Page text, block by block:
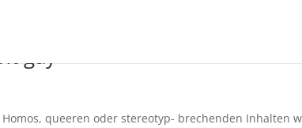
gay
queeren oder stereotyp- brechenden Inhalten